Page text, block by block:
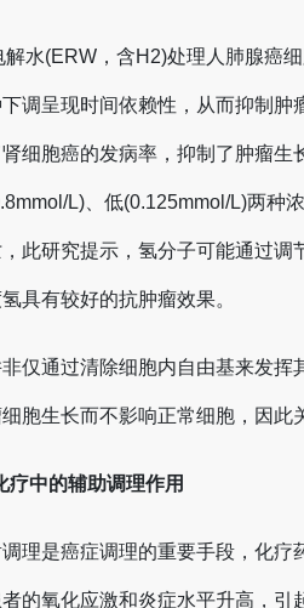
解水(ERW，含H2)处理人肺腺癌
调呈现时间依赖性，从而抑制
细胞癌的发病率，抑制了肿瘤
L)、低(0.125mmol/L)两种
此研究提示，氢分子可能通过
具有较好的抗肿瘤效果。
仅通过清除细胞内自由基来发
胞生长而不影响正常细胞，因此
疗中的辅助调理作用
理是癌症调理的重要手段，化
的氧化应激和炎症水平升高，